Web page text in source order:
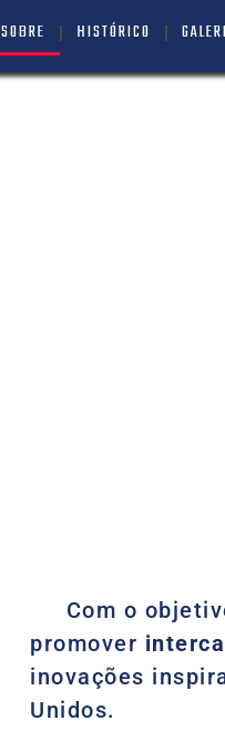
SOBRE HISTÓRICO
Com o
promover
inovações
Unidos.